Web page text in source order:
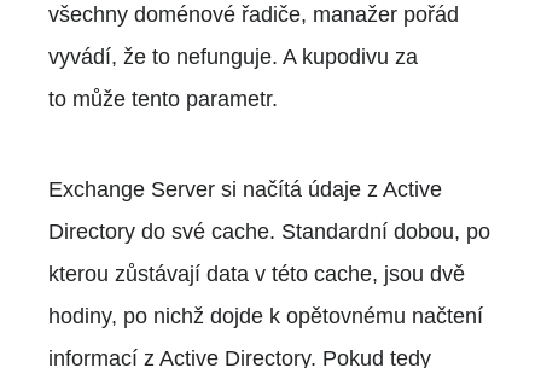
všechny doménové řadiče, manažer pořád
vyvádí, že to nefunguje. A kupodivu za
to může tento parametr.
Exchange Server si načítá údaje z Active
Directory do své cache. Standardní dobou, po
kterou zůstávají data v této cache, jsou dvě
hodiny, po nichž dojde k opětovnému načtení
informací z Active Directory. Pokud tedy